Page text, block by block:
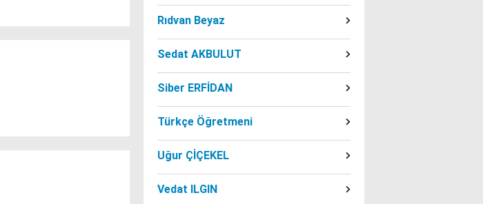
Rıdvan Beyaz
Sedat AKBULUT
Siber ERFİDAN
Türkçe Öğretmeni
Uğur ÇİÇEKEL
Vedat ILGIN